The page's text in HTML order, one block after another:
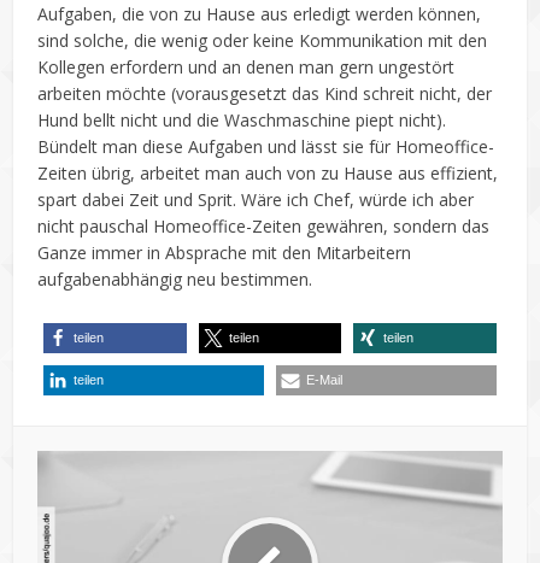
Aufgaben, die von zu Hause aus erledigt werden können,
sind solche, die wenig oder keine Kommunikation mit den
Kollegen erfordern und an denen man gern ungestört
arbeiten möchte (vorausgesetzt das Kind schreit nicht, der
Hund bellt nicht und die Waschmaschine piept nicht).
Bündelt man diese Aufgaben und lässt sie für Homeoffice-
Zeiten übrig, arbeitet man auch von zu Hause aus effizient,
spart dabei Zeit und Sprit. Wäre ich Chef, würde ich aber
nicht pauschal Homeoffice-Zeiten gewähren, sondern das
Ganze immer in Absprache mit den Mitarbeitern
aufgabenabhängig neu bestimmen.
teilen teilen teilen
teilen E-Mail